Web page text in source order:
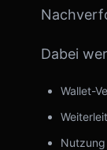
Dabei
Wallet-